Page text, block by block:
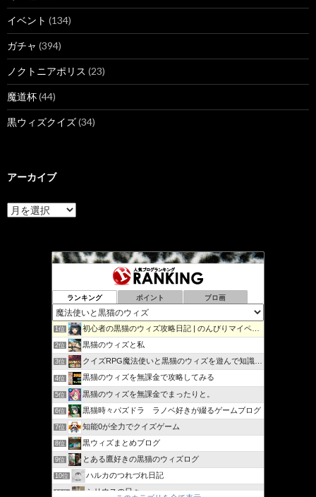
イベント (134)
ガチャ (394)
ノクトニアポリス (23)
魔道杯(44)
黒ウィズクイズ(34)
アーカイブ
ア
ー
ランキング ポイント ブロ画
1位 初心者の黒猫のウィズ攻略日記 | のんびりマイペースで攻略…
2位 黒猫のウィズと私
3位 クイズRPG魔法使いと黒猫のウィズを遊んで知識を増やそう
4位 黒猫のウィズを無課金で攻略してみる
5位 黒猫のウィズを無課金でまったりと。
6位 黒猫時々パズドラ ラノベ好きが綴るゲームブログ
7位 知能0が全力でクイズゲーム
8位 黒ウィズまとめブログ
9位 とある鷹好きの黒猫のウィズログ
10位 ハルカのつれづれ日記
11位 シリウスの日々